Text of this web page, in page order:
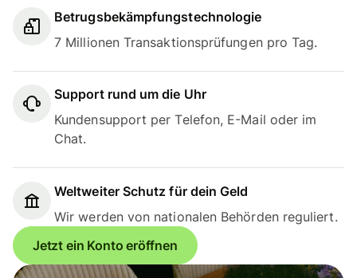
Betrugsbekämpfungstechnologie
7 Millionen Transaktionsprüfungen pro Tag.
Support rund um die Uhr
Kundensupport per Telefon, E-Mail oder im
Chat.
Weltweiter Schutz für dein Geld
Wir werden von nationalen Behörden reguliert.
Jetzt ein Konto eröffnen